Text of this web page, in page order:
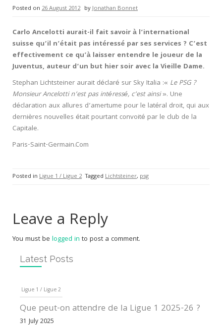
Posted on 26 August 2012 byJonathan Bonnet
Carlo Ancelotti aurait-il fait savoir à l’international
suisse qu’il n’était pas intéressé par ses services ? C’est
effectivement ce qu’à laisser entendre le joueur de la
Juventus, auteur d’un but hier soir avec la Vieille Dame.
Stephan Lichtsteiner aurait déclaré sur Sky Italia :« Le PSG ?
Monsieur Ancelotti n’est pas intéressé, c’est ainsi». Une
déclaration aux allures d’amertume pour le latéral droit, qui aux
dernières nouvelles était pourtant convoité par le club de la
Capitale.
Paris-Saint-Germain.Com
Posted in Ligue 1 / Ligue 2 Tagged Lichtsteiner, psg
Leave a Reply
You must be logged in to post a comment.
Latest Posts
Ligue 1 / Ligue 2
Que peut-on attendre de la Ligue 1 2025-26 ?
31 July 2025